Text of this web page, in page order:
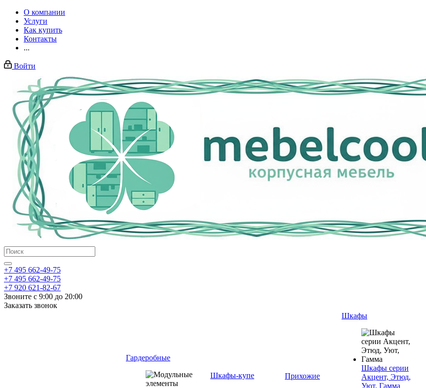
О компании
Услуги
Как купить
Контакты
...
Войти
+7 495 662-49-75
+7 495 662-49-75
+7 920 621-82-67
Звоните с 9:00 до 20:00
Заказать звонок
Гардеробные
Шкафы-купе Прихожие
Шкафы
Шкафы серии
Акцент, Этюд,
Уют, Гамма